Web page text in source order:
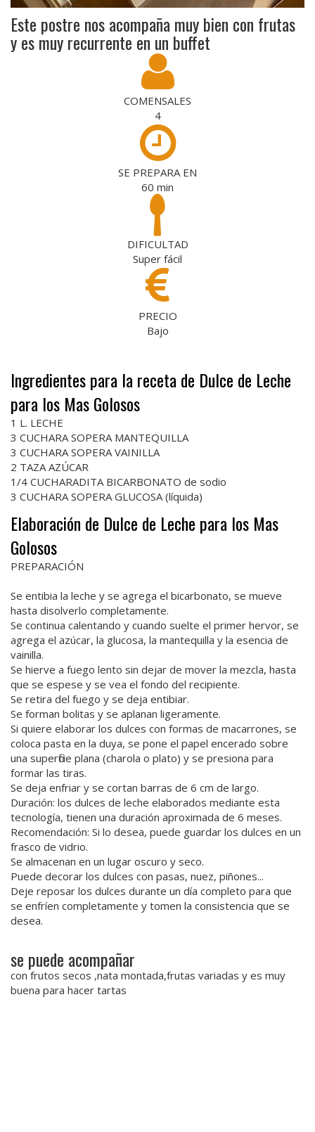
Este postre nos acompaña muy bien con frutas
y es muy recurrente en un buffet
COMENSALES
4
SE PREPARA EN
60 min
DIFICULTAD
Super fácil
PRECIO
Bajo
Ingredientes para la receta de Dulce de Leche
para los Mas Golosos
1 L. LECHE
3 CUCHARA SOPERA MANTEQUILLA
3 CUCHARA SOPERA VAINILLA
2 TAZA AZÚCAR
1/4 CUCHARADITA BICARBONATO de sodio
3 CUCHARA SOPERA GLUCOSA (líquida)
Elaboración de Dulce de Leche para los Mas
Golosos
PREPARACIÓN
Se entibia la leche y se agrega el bicarbonato, se mueve
hasta disolverlo completamente.
Se continua calentando y cuando suelte el primer hervor, se
agrega el azúcar, la glucosa, la mantequilla y la esencia de
vainilla.
Se hierve a fuego lento sin dejar de mover la mezcla, hasta
que se espese y se vea el fondo del recipiente.
Se retira del fuego y se deja entibiar.
Se forman bolitas y se aplanan ligeramente.
Si quiere elaborar los dulces con formas de macarrones, se
coloca pasta en la duya, se pone el papel encerado sobre
una superficie plana (charola o plato) y se presiona para
formar las tiras.
Se deja enfriar y se cortan barras de 6 cm de largo.
Duración: los dulces de leche elaborados mediante esta
tecnología, tienen una duración aproximada de 6 meses.
Recomendación: Si lo desea, puede guardar los dulces en un
frasco de vidrio.
Se almacenan en un lugar oscuro y seco.
Puede decorar los dulces con pasas, nuez, piñones...
Deje reposar los dulces durante un día completo para que
se enfríen completamente y tomen la consistencia que se
desea.
se puede acompañar
con frutos secos ,nata montada,frutas variadas y es muy
buena para hacer tartas